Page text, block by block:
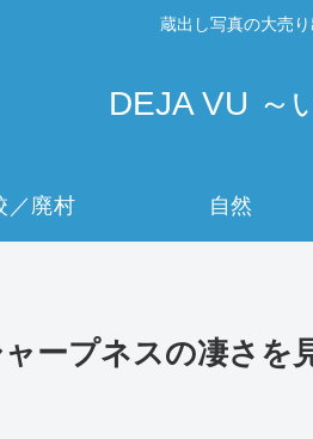
蔵出し写真の大売
DEJA VU ～
／廃村 自然
ープネスの凄さを